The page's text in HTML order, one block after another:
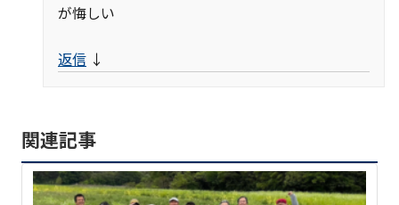
が悔しい
返信 ↓
関連記事